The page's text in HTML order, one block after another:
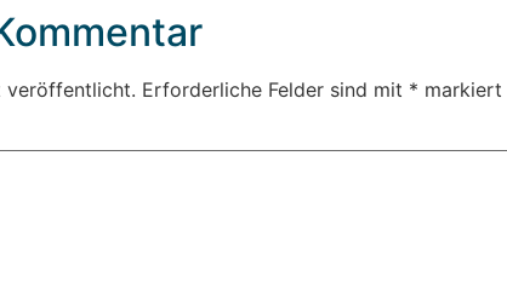
veröffentlicht. Erforderliche Felder sind mit * markiert